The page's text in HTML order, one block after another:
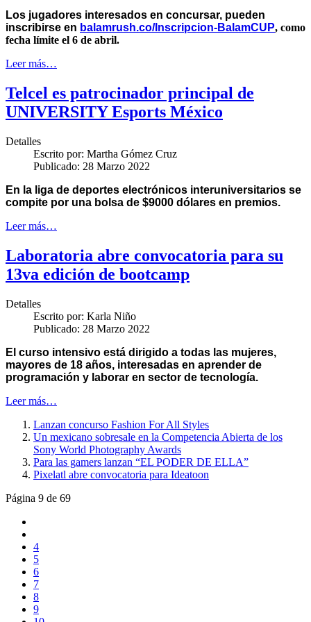
Los jugadores interesados en concursar, pueden
inscribirse en balamrush.co/Inscripcion-BalamCUP, como
fecha límite el 6 de abril.
Leer más…
Telcel es patrocinador principal de
UNIVERSITY Esports México
Detalles
Escrito por: Martha Gómez Cruz
Publicado: 28 Marzo 2022
En la liga de deportes electrónicos interuniversitarios se
compite por una bolsa de $9000 dólares en premios.
Leer más…
Laboratoria abre convocatoria para su
13va edición de bootcamp
Detalles
Escrito por: Karla Niño
Publicado: 28 Marzo 2022
El curso intensivo está dirigido a todas las mujeres,
mayores de 18 años, interesadas en aprender de
programación y laborar en sector de tecnología.
Leer más…
Lanzan concurso Fashion For All Styles
Un mexicano sobresale en la Competencia Abierta de los
Sony World Photography Awards
Para las gamers lanzan “EL PODER DE ELLA”
Pixelatl abre convocatoria para Ideatoon
Página 9 de 69
4
5
6
7
8
9